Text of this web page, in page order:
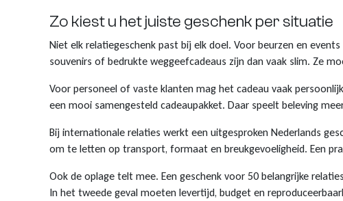
Zo kiest u het juiste geschenk per situatie
Niet elk relatiegeschenk past bij elk doel. Voor beurzen en
souvenirs of bedrukte weggeefcadeaus zijn dan vaak slim. Ze
Voor personeel of vaste klanten mag het cadeau vaak
een mooi samengesteld cadeaupakket. Daar speelt beleving
Bij internationale relaties werkt een uitgesproken Nederlands
om te letten op transport, formaat en breukgevoeligheid. Een
Ook de oplage telt mee. Een geschenk voor 50 belangrijke
In het tweede geval moeten levertijd, budget en